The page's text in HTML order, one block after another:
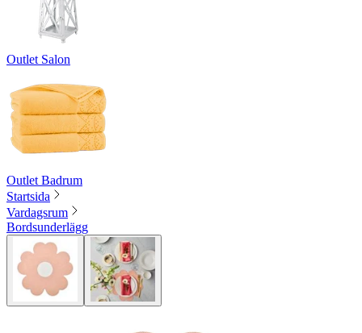
Outlet Salon
Outlet Badrum
Startsida
Vardagsrum
Bordsunderlägg